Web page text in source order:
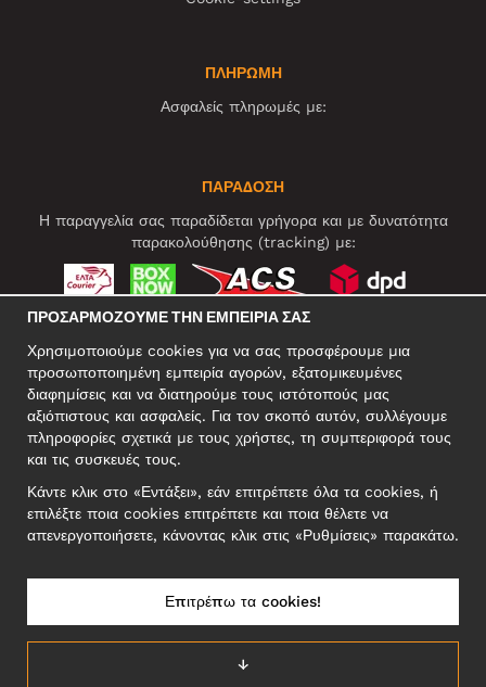
ΠΛΗΡΩΜΗ
Ασφαλείς πληρωμές με:
ΠΑΡΑΔΟΣΗ
Η παραγγελία σας παραδίδεται γρήγορα και με δυνατότητα
παρακολούθησης (tracking) με:
ΕΠΑΓΓΕΛΜΑΤΙΚΗ ΔΙΕΥΘΥΝΣΗ
Motley Denim Europe OÜ
Reg: 12356245
ΣΗΜΕΙΩΣΗ! Μη στέλνετε επιστρεφόμενα προϊόντα σε αυτήν τη
ΕΛΛΆΔΑ/ΕΛΛΗΝΙΚΆ
ΠΡΟΣΑΡΜΌΖΟΥΜΕ ΤΗΝ ΕΜΠΕΙΡΊΑ ΣΑΣ
Χρησιμοποιούμε cookies για να σας προσφέρουμε μια
προσωποποιημένη εμπειρία αγορών, εξατομικευμένες
διαφημίσεις και να διατηρούμε τους ιστότοπούς μας
αξιόπιστους και ασφαλείς. Για τον σκοπό αυτόν, συλλέγουμε
πληροφορίες σχετικά με τους χρήστες, τη συμπεριφορά τους
και τις συσκευές τους.
Κάντε κλικ στο «Εντάξει», εάν επιτρέπετε όλα τα cookies, ή
επιλέξτε ποια cookies επιτρέπετε και ποια θέλετε να
απενεργοποιήσετε, κάνοντας κλικ στις «Ρυθμίσεις» παρακάτω.
↓
Επιτρέπω τα cookies!